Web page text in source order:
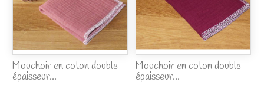
Mouchoir en coton double
épaisseur...
Mouchoir en coton double
épaisseur...